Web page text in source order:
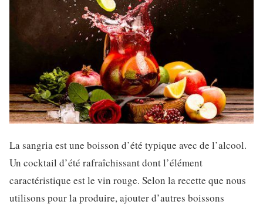
La sangria est une boisson d’été typique avec de l’alcool.
Un cocktail d’été rafraîchissant dont l’élément
caractéristique est le vin rouge. Selon la recette que nous
utilisons pour la produire, ajouter d’autres boissons